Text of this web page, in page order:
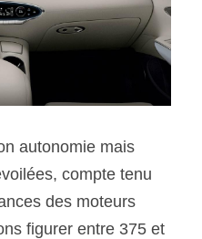
autonomie mais
compte tenu
des moteurs
figurer entre 375 et